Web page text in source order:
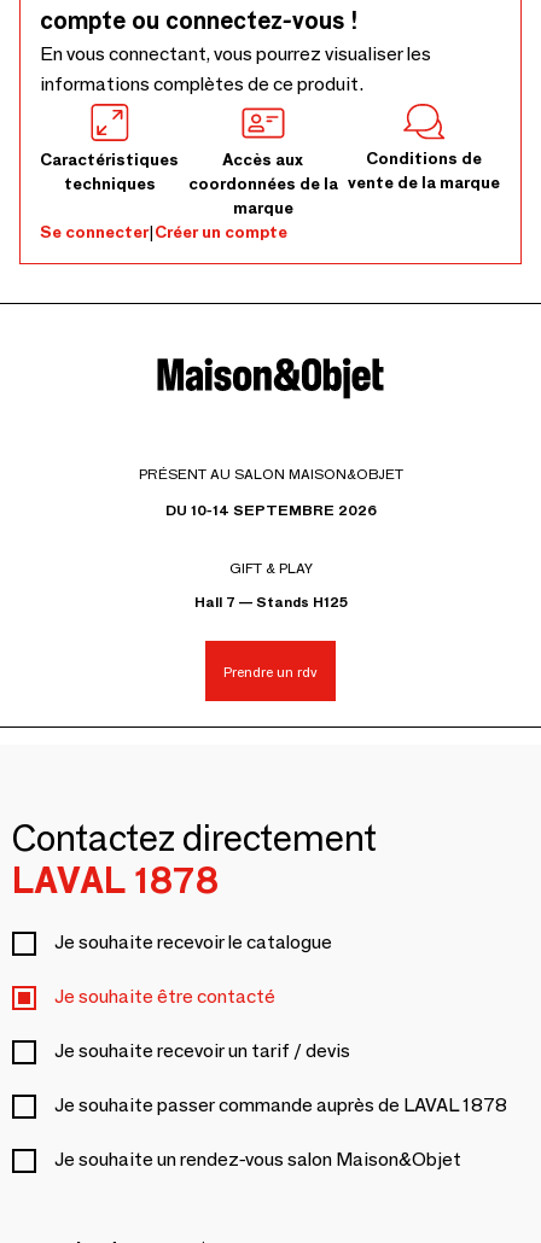
compte ou connectez-vous !
En vous connectant, vous pourrez visualiser les
informations complètes de ce produit.
Caractéristiques
techniques
Accès aux
coordonnées de la
marque
Conditions de
vente de la marque
Se connecter|Créer un compte
PRÉSENT AU SALON MAISON&OBJET
DU 10-14 SEPTEMBRE 2026
GIFT & PLAY
Hall 7 — Stands H125
Prendre un rdv
Contactez directement
LAVAL 1878
Je souhaite recevoir le catalogue
Je souhaite être contacté
Je souhaite recevoir un tarif / devis
Je souhaite passer commande auprès de LAVAL 1878
Je souhaite un rendez-vous salon Maison&Objet